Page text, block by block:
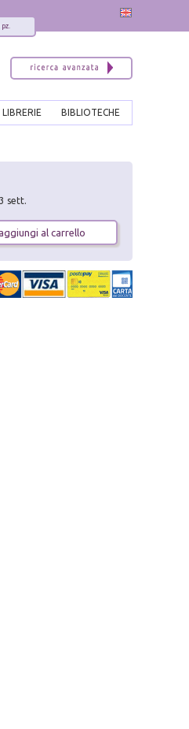
BIBLIOTECHE
LIBRERIE
sett.
al carrello
x
potrai